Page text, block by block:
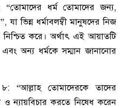
ধর্ম তোমাদের জন্য,
ভিন্ন ধর্মাবলম্বী মানুষদের নিজ
করে। অর্থাৎ এই আয়াতটি
এবং অন্য ধর্মকে সম্মান জানানোর
“আল্লাহ তোমাদেরকে তাদের
ও ন্যায়বিচার করতে নিষেধ করেন